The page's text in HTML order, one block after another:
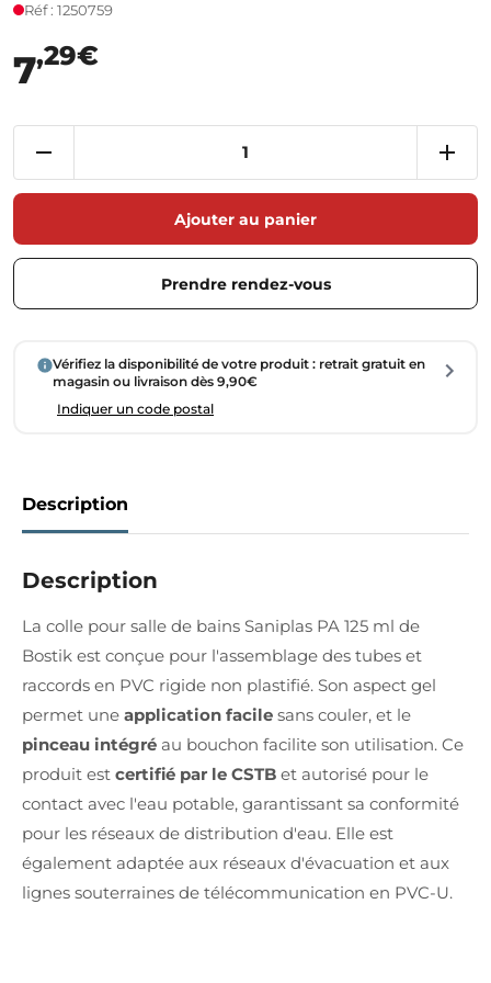
Réf : 1250759
7,29€
Ajouter au panier
Prendre rendez-vous
Vérifiez la disponibilité de votre produit : retrait gratuit en
magasin ou livraison dès 9,90€
Indiquer un code postal
Description
Description
La colle pour salle de bains Saniplas PA 125 ml de
Bostik est conçue pour l'assemblage des tubes et
raccords en PVC rigide non plastifié. Son aspect gel
permet une application facile sans couler, et le
pinceau intégré au bouchon facilite son utilisation. Ce
produit est certifié par le CSTB et autorisé pour le
contact avec l'eau potable, garantissant sa conformité
pour les réseaux de distribution d'eau. Elle est
également adaptée aux réseaux d'évacuation et aux
lignes souterraines de télécommunication en PVC-U.